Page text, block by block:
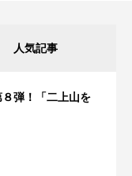
人気記事
弾！「二上山を